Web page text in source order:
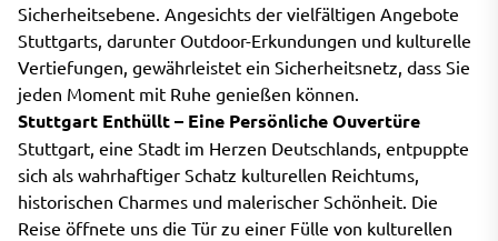
Sicherheitsebene. Angesichts der vielfältigen Angebote
Stuttgarts, darunter Outdoor-Erkundungen und kulturelle
Vertiefungen, gewährleistet ein Sicherheitsnetz, dass Sie
jeden Moment mit Ruhe genießen können.
Stuttgart Enthüllt – Eine Persönliche Ouvertüre
Stuttgart, eine Stadt im Herzen Deutschlands, entpuppte
sich als wahrhaftiger Schatz kulturellen Reichtums,
historischen Charmes und malerischer Schönheit. Die
Reise öffnete uns die Tür zu einer Fülle von kulturellen